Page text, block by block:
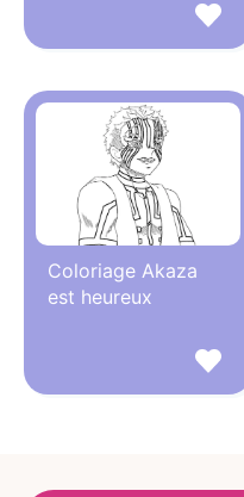
Coloriage Akaza
est heureux